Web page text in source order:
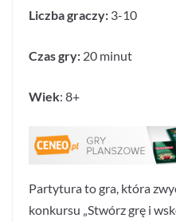
Liczba graczy: 3-10
Czas gry: 20 minut
Wiek: 8+
Partytura to gra, która
konkursu „Stwórz grę i